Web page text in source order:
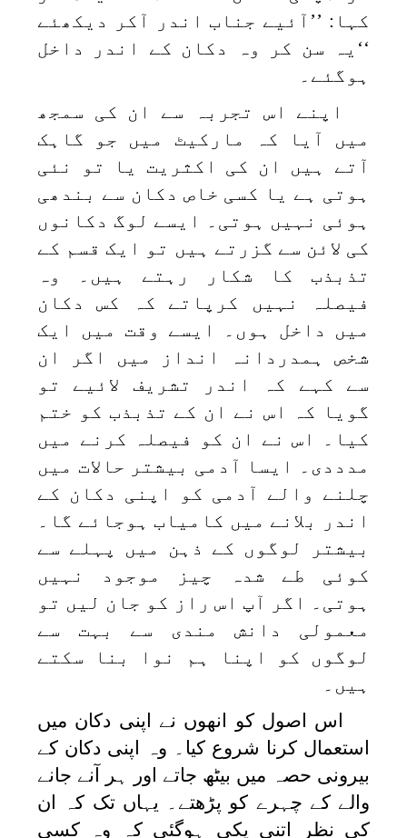
کہا: ’’آئیے جناب اندر آکر دیکھئے
‘‘یہ سن کر وہ دکان کے اندر داخل
ہوگئے۔
اپنے اس تجربہ سے ان کی سمجھ
میں آیا کہ مارکیٹ میں جو گاہک
آتے ہیں ان کی اکثریت یا تو نئی
ہوتی ہے یا کسی خاص دکان سے بندھی
ہوئی نہیں ہوتی۔ ایسے لوگ دکانوں
کی لائن سے گزرتے ہیں تو ایک قسم کے
تذبذب کا شکار رہتے ہیں۔ وہ
فیصلہ نہیں کرپاتے کہ کس دکان
میں داخل ہوں۔ ایسے وقت میں ایک
شخص ہمدردانہ انداز میں اگر ان
سے کہے کہ اندر تشریف لائیے تو
گویا کہ اس نے ان کے تذبذب کو ختم
کیا۔ اس نے ان کو فیصلہ کرنے میں
مدددی۔ ایسا آدمی بیشتر حالات میں
چلنے والے آدمی کو اپنی دکان کے
اندر بلانے میں کامیاب ہوجائے گا۔
بیشتر لوگوں کے ذہن میں پہلے سے
کوئی طے شدہ چیز موجود نہیں
ہوتی۔ اگر آپ اس راز کو جان لیں تو
معمولی دانش مندی سے بہت سے
لوگوں کو اپنا ہم نوا بنا سکتے
ہیں۔
اس اصول کو انھوں نے اپنی دکان میں
استعمال کرنا شروع کیا۔ وہ اپنی دکان کے
بیرونی حصہ میں بیٹھ جاتے اور ہر آنے جانے
والے کے چہرے کو پڑھتے۔ یہاں تک کہ ان
کی نظر اتنی پکی ہوگئی کہ وہ کسی